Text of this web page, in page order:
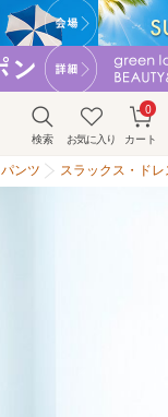
検索 お気に入り カート
0
パンツ スラックス・ド